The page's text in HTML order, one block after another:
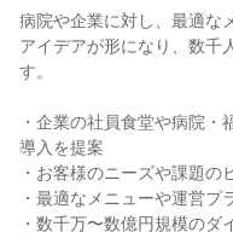
病院や企業に対し、最適な
アイデアが形になり、数千
す。
・企業の社員食堂や病院
導入を提案
・お客様のニーズや課題の
・最適なメニューや運営プ
・数千万〜数億円規模の